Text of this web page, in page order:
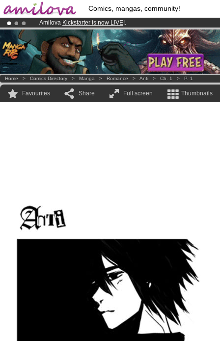
Comics, mangas, community!
Amilova Kickstarter is now LIVE!.
Already 100000membersand 1000comics & mangas!.
Premium membership from3.95 euros per month !Get membership
Home > Comics Directory > Manga > Romance > Anti > Ch. 1 > P. 1
Favourites Share Full screen Thumbnails